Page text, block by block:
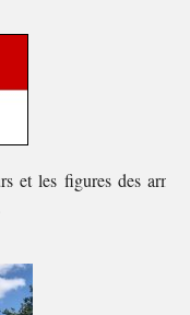
et les figures des